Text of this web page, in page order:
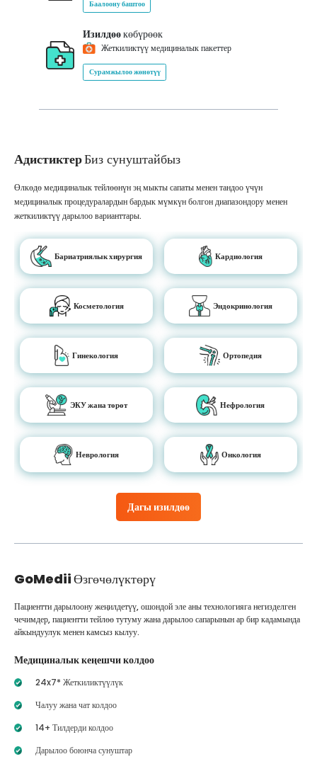
Баалоону баштоо
Изилдөөкөбүрөөк
Жеткиликтүү медициналык пакеттер
Сурамжылоо жөнөтүү
АдистиктерБиз сунуштайбыз
Дагы изилдөө
Өлкөдө медициналык тейлөөнүн эң мыкты сапаты менен тандоо үчүн
медициналык процедуралардын бардык мүмкүн болгон диапазондору менен
жеткиликтүү дарылоо варианттары.
Бариатриялык хирургия Кардиология
Косметология Эндокринология
Гинекология Ортопедия
ЭКУ жана төрөт Нефрология
Неврология Онкология
GoMediiӨзгөчөлүктөрү
Пациентти дарылоону жеңилдетүү, ошондой эле аны технологияга негизделген
чечимдер, пациентти тейлөө тутуму жана дарылоо сапарынын ар бир кадамында
айкындуулук менен камсыз кылуу.
Медициналык кеңешчи колдоо
24x7* Жеткиликтүүлүк
Чалуу жана чат колдоо
14+ Тилдерди колдоо
Дарылоо боюнча сунуштар